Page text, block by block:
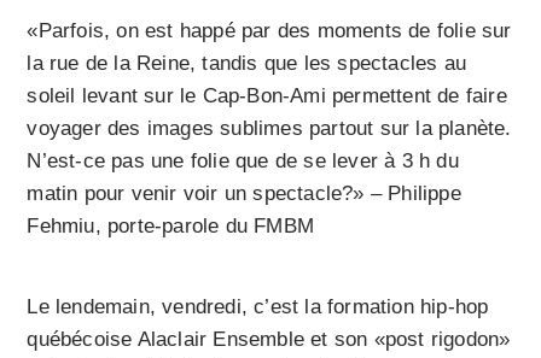
«Parfois, on est happé par des moments de folie sur
la rue de la Reine, tandis que les spectacles au
soleil levant sur le Cap-Bon-Ami permettent de faire
voyager des images sublimes partout sur la planète.
N’est-ce pas une folie que de se lever à 3 h du
matin pour venir voir un spectacle?» – Philippe
Fehmiu, porte-parole du FMBM
Le lendemain, vendredi, c’est la formation hip-hop
québécoise Alaclair Ensemble et son «post rigodon»